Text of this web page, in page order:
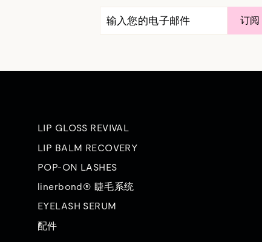
输
入
邮
订
阅
订阅
LIP GLOSS REVIVAL
LIP BALM RECOVERY
POP-ON LASHES
linerbond® 睫毛系统
EYELASH SERUM
配件